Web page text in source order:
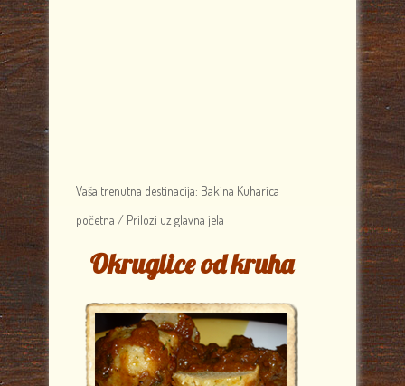
Vaša trenutna destinacija: Bakina Kuharica
početna / Prilozi uz glavna jela
Okruglice od kruha